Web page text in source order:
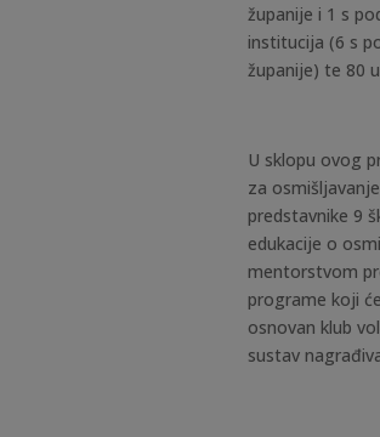
županije i 1 s
institucija (6 s
županije) te 80
U sklopu ovog
za
predstavnike 9
edukacije o
mentorstvom
programe koji
osnovan klub
sustav